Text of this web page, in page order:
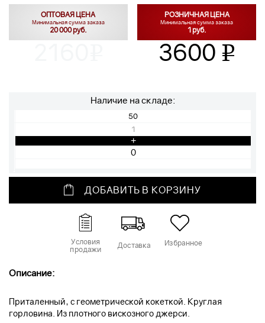
ОПТОВАЯ ЦЕНА
Минимальная сумма заказа
20 000 руб.
РОЗНИЧНАЯ ЦЕНА
Минимальная сумма заказа
1 руб.
3600 v
Наличие на складе:
50
1
+
ДОБАВИТЬ В КОРЗИНУ
Условия
продажи Доставка Избранное
Описание:
Приталенный, с геометрической кокеткой. Круглая
горловина. Из плотного вискозного джерси.